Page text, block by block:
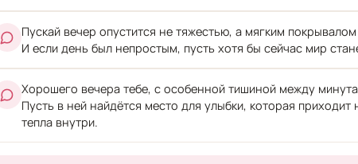
Пускай вечер опустится не тяжестью, а мягким
И если день был непростым, пусть хотя бы сейчас мир
Хорошего вечера тебе, с особенной тишиной между
Пусть в ней найдётся место для улыбки, которая
тепла внутри.